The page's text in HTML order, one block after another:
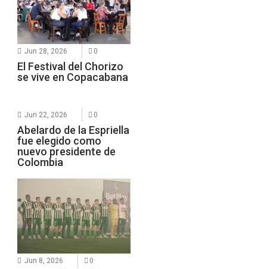
Jun 28, 2026 0
El Festival del Chorizo
se vive en Copacabana
Jun 22, 2026 0
Abelardo de la Espriella
fue elegido como
nuevo presidente de
Colombia
Jun 8, 2026 0